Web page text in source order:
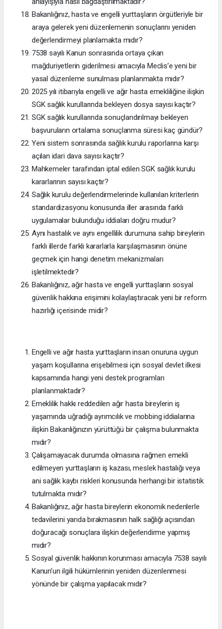
Bakanlığınız, hasta ve engelli yurttaşların örgütleriyle bir
araya gelerek yeni düzenlemenin sonuçlarını yeniden
değerlendirmeyi planlamakta mıdır?
7538 sayılı Kanun sonrasında ortaya çıkan
mağduriyetlerin giderilmesi amacıyla Meclis’e yeni bir
yasal düzenleme sunulması planlanmakta mıdır?
2025 yılı itibarıyla engelli ve ağır hasta emekliliğine ilişkin
SGK sağlık kurullarında bekleyen dosya sayısı kaçtır?
SGK sağlık kurullarında sonuçlandırılmayı bekleyen
başvuruların ortalama sonuçlanma süresi kaç gündür?
Yeni sistem sonrasında sağlık kurulu raporlarına karşı
açılan idari dava sayısı kaçtır?
Mahkemeler tarafından iptal edilen SGK sağlık kurulu
kararlarının sayısı kaçtır?
Sağlık kurulu değerlendirmelerinde kullanılan kriterlerin
standardizasyonu konusunda iller arasında farklı
uygulamalar bulunduğu iddiaları doğru mudur?
Aynı hastalık ve aynı engellilik durumuna sahip bireylerin
farklı illerde farklı kararlarla karşılaşmasının önüne
geçmek için hangi denetim mekanizmaları
işletilmektedir?
Bakanlığınız, ağır hasta ve engelli yurttaşların sosyal
güvenlik hakkına erişimini kolaylaştıracak yeni bir reform
hazırlığı içerisinde midir?
Engelli ve ağır hasta yurttaşların insan onuruna uygun
yaşam koşullarına erişebilmesi için sosyal devlet ilkesi
kapsamında hangi yeni destek programları
planlanmaktadır?
Emeklilik hakkı reddedilen ağır hasta bireylerin iş
yaşamında uğradığı ayrımcılık ve mobbing iddialarına
ilişkin Bakanlığınızın yürüttüğü bir çalışma bulunmakta
mıdır?
Çalışamayacak durumda olmasına rağmen emekli
edilmeyen yurttaşların iş kazası, meslek hastalığı veya
ani sağlık kaybı riskleri konusunda herhangi bir istatistik
tutulmakta mıdır?
Bakanlığınız, ağır hasta bireylerin ekonomik nedenlerle
tedavilerini yarıda bırakmasının halk sağlığı açısından
doğuracağı sonuçlara ilişkin değerlendirme yapmış
mıdır?
Sosyal güvenlik hakkının korunması amacıyla 7538 sayılı
Kanun’un ilgili hükümlerinin yeniden düzenlenmesi
yönünde bir çalışma yapılacak mıdır?